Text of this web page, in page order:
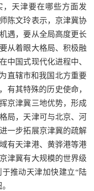
天津要在哪些方面发
陈文玲表示，京津冀协
遇，要从全局高度更长
从着眼大格局、积极融
中国式现代化进程中、
直辖市和我国北方重要
有其特殊的历史使命，
京津冀三地优势，形成
局，天津可与北京、河
一步拓展京津冀的疏解
有天津港、黄骅港等港
津冀有大规模的世界级
推动天津加快建立“陆